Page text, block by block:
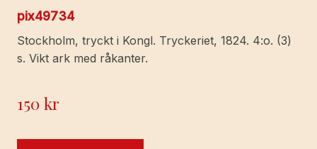
pix49734
Stockholm, tryckt i Kongl. Tryckeriet, 1824. 4:o. (3)
s. Vikt ark med råkanter.
150kr